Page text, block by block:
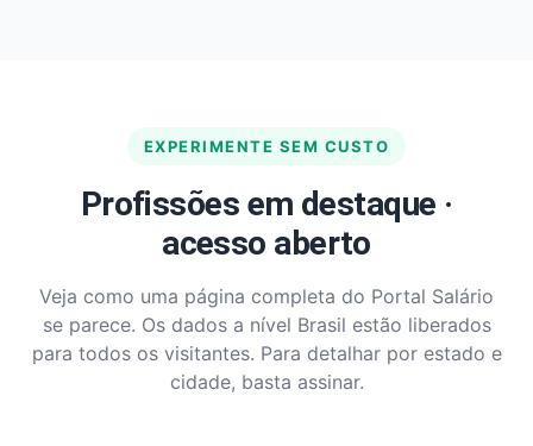
EXPERIMENTE SEM CUSTO
Profissões em destaque ·
acesso aberto
Veja como uma página completa do Portal Salário
se parece. Os dados a nível Brasil estão liberados
para todos os visitantes. Para detalhar por estado e
cidade, basta assinar.